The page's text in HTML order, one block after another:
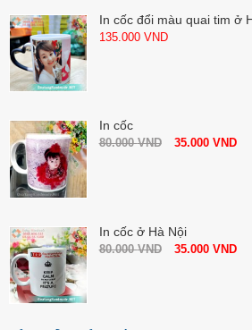
In cốc đổi màu quai tim ở
135.000 VND
In cốc
80.000VND 35.000 VND
In cốc ở Hà Nội
80.000VND 35.000 VND